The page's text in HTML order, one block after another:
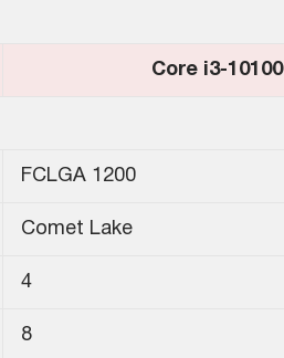
Core i3-10100
FCLGA 1200
Comet Lake
4
8